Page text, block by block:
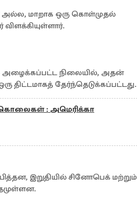
அல்ல, மாறாக ஒரு கொள்முதல்
அழைக்கப்பட்ட நிலையில், அதன்
திட்டமாகத் தேர்ந்தெடுக்கப்பட்டது.
: அமெரிக்கா
இறுதியில் சினோபெக் மற்றும்